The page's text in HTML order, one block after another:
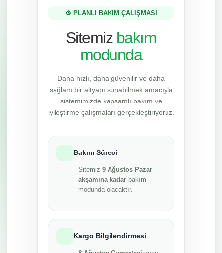
⚙️ PLANLI BAKIM ÇALIŞMASI
Sitemiz bakım
modunda
Daha hızlı, daha güvenilir ve daha
sağlam bir altyapı sunabilmek amacıyla
sistemimizde kapsamlı bakım ve
iyileştirme çalışmaları gerçekleştiriyoruz.
Bakım Süreci
Sitemiz 9 Ağustos Pazar
akşamına kadar bakım
modunda olacaktır.
Kargo Bilgilendirmesi